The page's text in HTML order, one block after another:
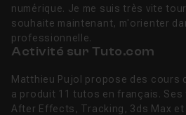
numérique. Je me suis très vite
souhaite maintenant, m'orienter
professionnelle.
Activité sur Tuto.com
Matthieu Pujol propose des cours
a produit 11 tutos en français.
After Effects, Tracking, 3ds Max et